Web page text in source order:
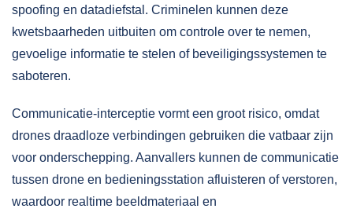
spoofing en datadiefstal. Criminelen kunnen deze
kwetsbaarheden uitbuiten om controle over te nemen,
gevoelige informatie te stelen of beveiligingssystemen te
saboteren.
Communicatie-interceptie vormt een groot risico, omdat
drones draadloze verbindingen gebruiken die vatbaar zijn
voor onderschepping. Aanvallers kunnen de communicatie
tussen drone en bedieningsstation afluisteren of verstoren,
waardoor realtime beeldmateriaal en